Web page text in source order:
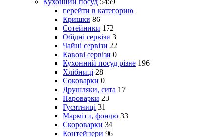
Кухонний посуд 5459
перейти в категорию
Кришки 86
Сотейники 172
Обідні сервізи 3
Чайні сервізи 22
Кавові сервізи 0
Кухонний посуд різне 196
Хлібниці 28
Соковарки 0
Друшляки, сита 17
Пароварки 23
Гусятниці 31
Марміти, фондю 33
Скороварки 34
Контейнери 96